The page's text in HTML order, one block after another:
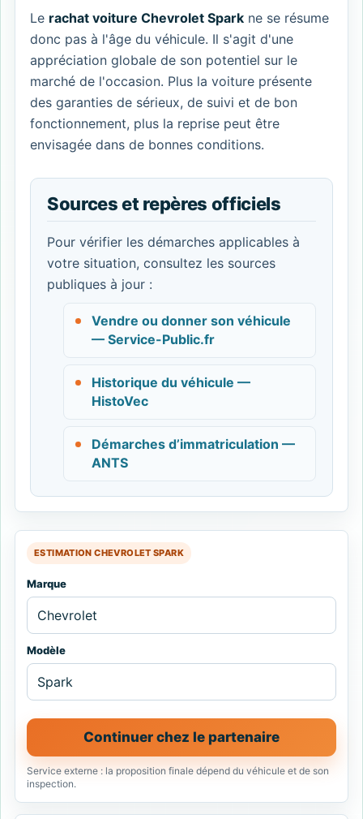
Le rachat voiture Chevrolet Spark ne se résume
donc pas à l'âge du véhicule. Il s'agit d'une
appréciation globale de son potentiel sur le
marché de l'occasion. Plus la voiture présente
des garanties de sérieux, de suivi et de bon
fonctionnement, plus la reprise peut être
envisagée dans de bonnes conditions.
Sources et repères officiels
Pour vérifier les démarches applicables à
votre situation, consultez les sources
publiques à jour :
Vendre ou donner son véhicule
— Service-Public.fr
Historique du véhicule —
HistoVec
Démarches d’immatriculation —
ANTS
ESTIMATION CHEVROLET SPARK
Marque
Modèle
Continuer chez le partenaire
Service externe : la proposition finale dépend du véhicule et de son
inspection.